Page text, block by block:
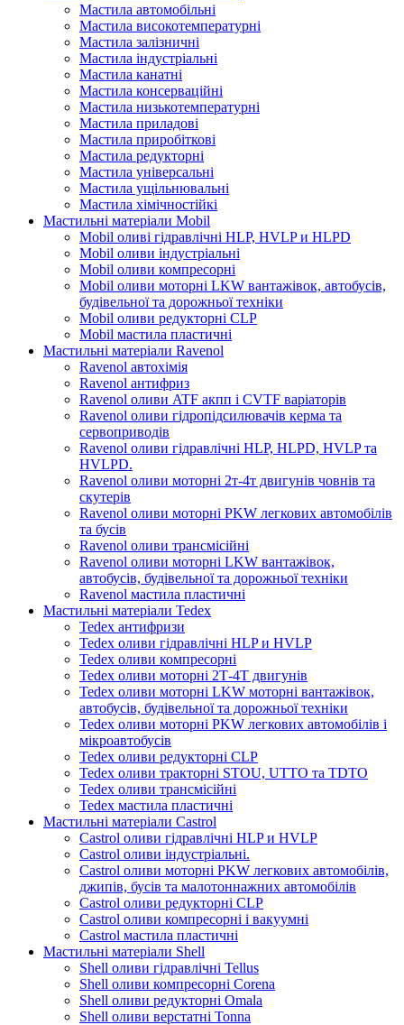
Мастила автомобільні
Мастила високотемпературні
Мастила залізничні
Мастила індустріальні
Мастила канатні
Мастила консерваційні
Мастила низькотемпературні
Мастила приладові
Мастила приробіткові
Мастила редукторні
Мастила універсальні
Мастила ущільнювальні
Мастила хімічностійкі
Мастильні матеріали Mobil
Mobil оливі гідравлічні HLP, HVLP и HLPD
Mobil оливи індустріальні
Mobil оливи компресорні
Mobil оливи моторні LKW вантажівок, автобусів,
будівельної та дорожньої техніки
Mobil оливи редукторні CLP
Mobil мастила пластичні
Мастильні матеріали Ravenol
Ravenol автохімія
Ravenol антифриз
Ravenol оливи ATF акпп і CVTF варіаторів
Ravenol оливи гідропідсилювачів керма та
сервоприводів
Ravenol оливи гідравлічні HLP, HLPD, HVLP та
HVLPD.
Ravenol оливи моторні 2т-4т двигунів човнів та
скутерів
Ravenol оливи моторні PKW легкових автомобілів
та бусів
Ravenol оливи трансмісійні
Ravenol оливи моторні LKW вантажівок,
автобусів, будівельної та дорожньої техніки
Ravenol мастила пластичні
Мастильні матеріали Tedex
Tedex антифризи
Tedex оливи гідравлічні HLP и HVLP
Tedex оливи компресорні
Tedex оливи моторні 2Т-4Т двигунів
Tedex оливи моторні LKW моторні вантажівок,
автобусів, будівельної та дорожньої техніки
Tedex оливи моторні PKW легкових автомобілів і
мікроавтобусів
Tedex оливи редукторні CLP
Tedex оливи тракторні STOU, UTTO та TDTO
Tedex оливи трансмісійні
Tedex мастила пластичні
Мастильні матеріали Castrol
Castrol оливи гідравлічні HLP и HVLP
Castrol оливи індустріальні.
Castrol оливи моторні PKW легкових автомобілів,
джипів, бусів та малотоннажних автомобілів
Castrol оливи редукторні CLP
Castrol оливи компресорні і вакуумні
Castrol мастила пластичні
Мастильні матеріали Shell
Shell оливи гідравлічні Tellus
Shell оливи компресорні Corena
Shell оливи редукторні Omala
Shell оливи верстатні Tonna